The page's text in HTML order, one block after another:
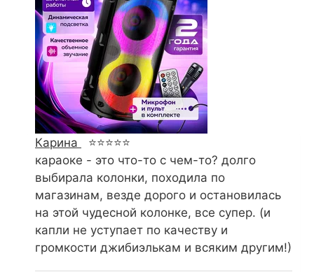
Карина
⭐⭐⭐⭐⭐
караоке - это что-то с чем-то? долго
выбирала колонки, походила по
магазинам, везде дорого и остановилась
на этой чудесной колонке, все супер. (и
капли не уступает по качеству и
громкости джибиэлькам и всяким другим!)